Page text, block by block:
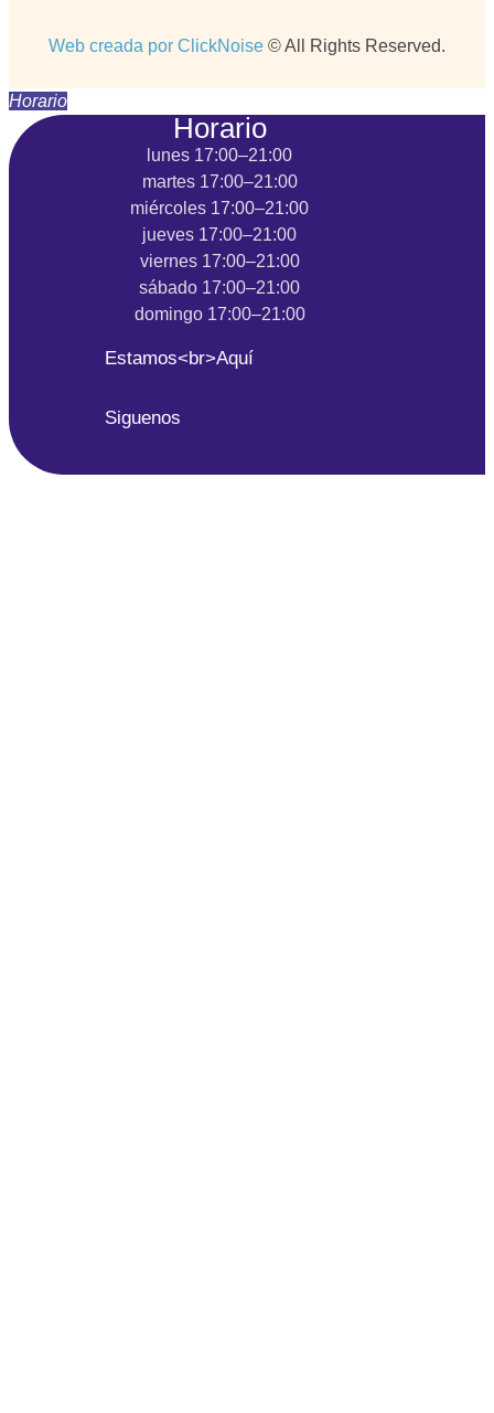
Web creada por ClickNoise © All Rights Reserved.
Horario
Horario
lunes 17:00–21:00
martes 17:00–21:00
miércoles 17:00–21:00
jueves 17:00–21:00
viernes 17:00–21:00
sábado 17:00–21:00
domingo 17:00–21:00
Estamos<br>Aquí
Siguenos